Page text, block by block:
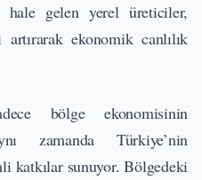
hale gelen yerel üreticiler,
ekonomik canlılık
bölge ekonomisinin
zamanda Türkiye’nin
katkılar sunuyor. Bölgedeki